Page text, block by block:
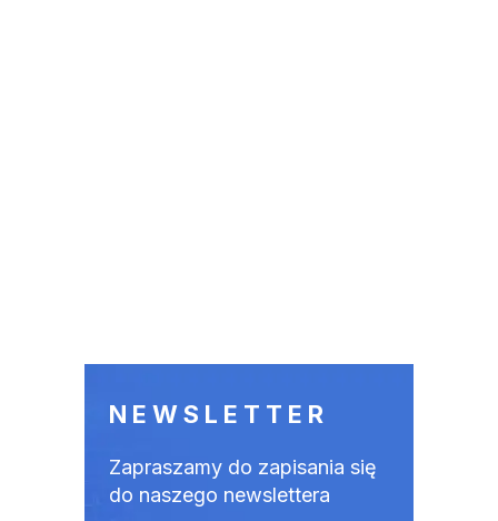
NEWSLETTER
Zapraszamy do zapisania się
do naszego newslettera